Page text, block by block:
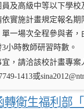
員及高級中等以下學校
依實施計畫規定報名期
單一場次全程參與者，
小時教師研習時數。
，請洽該校計畫專案
1413或
轉衛生福利部